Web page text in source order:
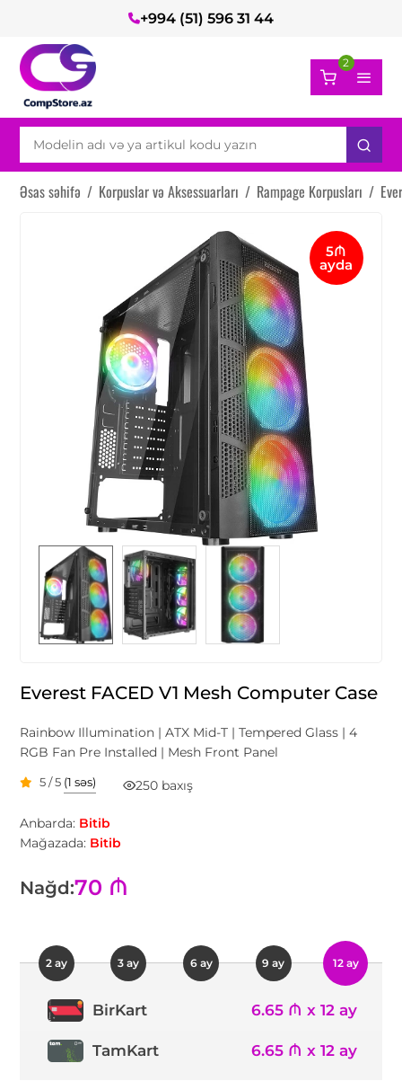
+994 (51) 596 31 44
2
Əsas səhifə / Korpuslar və Aksessuarları / Rampage Korpusları /
5₼
ayda
Everest FACED V1 Mesh Computer Case
Rainbow Illumination | ATX Mid-T | Tempered Glass | 4
RGB Fan Pre Installed | Mesh Front Panel
5 / 5 (1 səs) 250 baxış
Anbarda: Bitib
Mağazada: Bitib
Nağd:70 ₼
2 ay 3 ay 6 ay 9 ay 12 ay
BirKart 6.65 ₼ x 12 ay
TamKart 6.65 ₼ x 12 ay